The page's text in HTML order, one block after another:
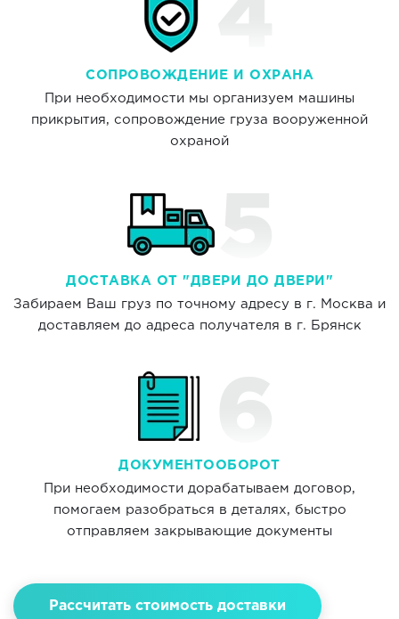
СОПРОВОЖДЕНИЕ И ОХРАНА
При необходимости мы организуем машины
прикрытия, сопровождение груза вооруженной
охраной
ДОСТАВКА ОТ "ДВЕРИ ДО ДВЕРИ"
Забираем Ваш груз по точному адресу в г. Москва и
доставляем до адреса получателя в г. Брянск
ДОКУМЕНТООБОРОТ
При необходимости дорабатываем договор,
помогаем разобраться в деталях, быстро
отправляем закрывающие документы
Рассчитать стоимость доставки